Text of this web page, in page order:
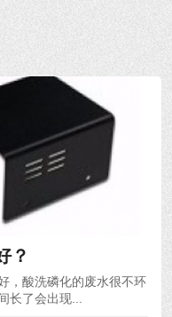
？
，酸洗磷化的废水很不环
长了会出现...